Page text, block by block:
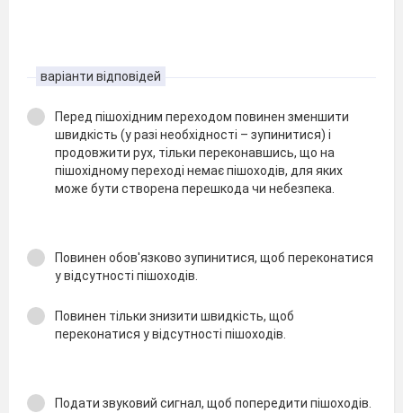
варіанти відповідей
Перед пішохідним переходом повинен зменшити
швидкість (у разі необхідності – зупинитися) і
продовжити рух, тільки переконавшись, що на
пішохідному переході немає пішоходів, для яких
може бути створена перешкода чи небезпека.
Повинен обов'язково зупинитися, щоб переконатися
у відсутності пішоходів.
Повинен тільки знизити швидкість, щоб
переконатися у відсутності пішоходів.
Подати звуковий сигнал, щоб попередити пішоходів.